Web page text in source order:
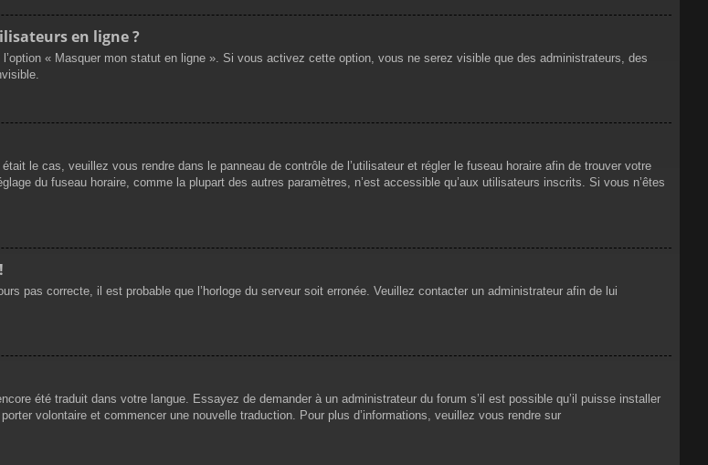
en ligne ?
« Masquer mon statut en ligne ». Si vous activez cette option, vous ne serez visible que des administrateurs, des
le cas, veuillez vous rendre dans le panneau de contrôle de l’utilisateur et régler le fuseau horaire afin de trouver votre
du fuseau horaire, comme la plupart des autres paramètres, n’est accessible qu’aux utilisateurs inscrits. Si vous n’êtes
pas correcte, il est probable que l’horloge du serveur soit erronée. Veuillez contacter un administrateur afin de lui
été traduit dans votre langue. Essayez de demander à un administrateur du forum s’il est possible qu’il puisse installer
volontaire et commencer une nouvelle traduction. Pour plus d’informations, veuillez vous rendre sur